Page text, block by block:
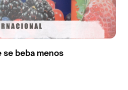
se beba menos